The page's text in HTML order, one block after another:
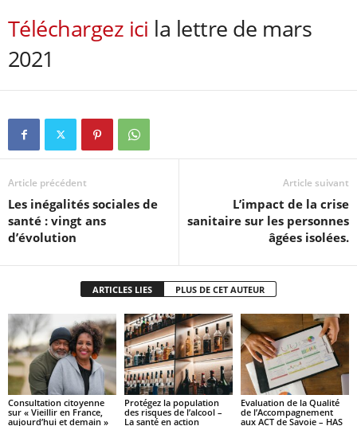
Téléchargez ici la lettre de mars
2021
Article précédent
Les inégalités sociales de
santé : vingt ans
d’évolution
Article suivant
L’impact de la crise
sanitaire sur les personnes
âgées isolées.
ARTICLES LIES PLUS DE CET AUTEUR
Consultation citoyenne
sur « Vieillir en France,
aujourd’hui et demain »
Protégez la population
des risques de l’alcool –
La santé en action
Evaluation de la Qualité
de l’Accompagnement
aux ACT de Savoie – HAS